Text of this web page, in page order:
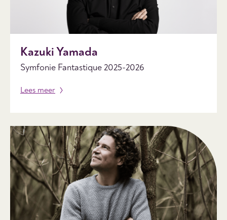
Kazuki Yamada
Symfonie Fantastique 2025-2026
Lees meer